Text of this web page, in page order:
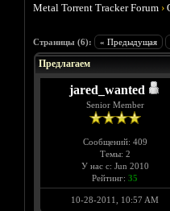
Metal Torrent Tracker Forum ›
Страницы (6): « Предыдущая
Предлагаем
jared_wanted
Senior Member
Сообщений: 409
Темы: 2
У нас с: Jun 2010
Рейтинг: 35
10-28-2011, 10:57 AM